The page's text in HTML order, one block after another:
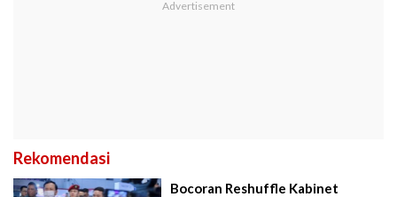
Rekomendasi
Bocoran Reshuffle Kabinet